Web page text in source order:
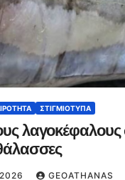
ΣΤΙΓΜΙΌΤΥΠΑ
λαγοκέφαλους
GEOATHANAS